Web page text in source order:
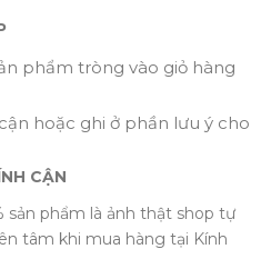
phẩm tròng vào giỏ hàng
hoặc ghi ở phần lưu ý cho
CẬN
sản phẩm là ảnh thật shop tự
tâm khi mua hàng tại Kính